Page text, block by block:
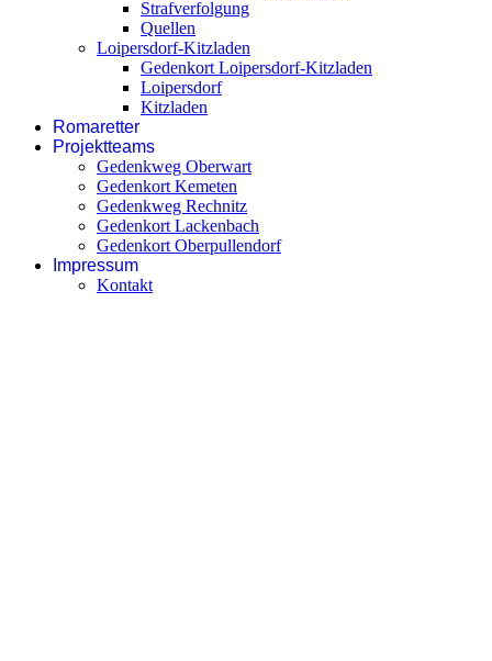
Strafverfolgung
Quellen
Loipersdorf-Kitzladen
Gedenkort Loipersdorf-Kitzladen
Loipersdorf
Kitzladen
Romaretter
Projektteams
Gedenkweg Oberwart
Gedenkort Kemeten
Gedenkweg Rechnitz
Gedenkort Lackenbach
Gedenkort Oberpullendorf
Impressum
Kontakt